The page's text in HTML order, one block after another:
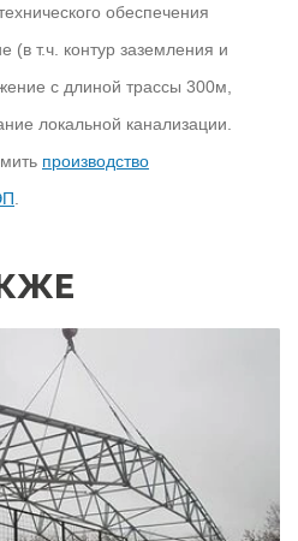
обеспечения
(в т.ч. контур заземления и
с длиной трассы 300м,
локальной канализации.
производство